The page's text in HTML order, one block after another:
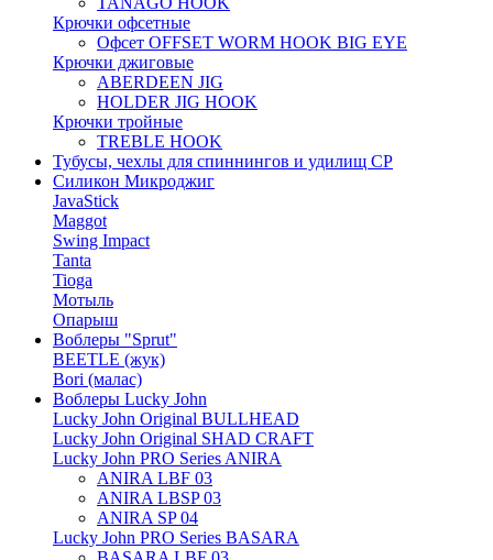
Крючки офсетные
Офсет OFFSET WORM HOOK BIG EYE
Крючки джиговые
ABERDEEN JIG
HOLDER JIG HOOK
Крючки тройные
TREBLE HOOK
Тубусы, чехлы для спиннингов и удилищ СР
Силикон Микроджиг
JavaStick
Maggot
Swing Impact
Tanta
Tioga
Мотыль
Опарыш
Воблеры "Sprut"
BEETLE (жук)
Bori (малас)
Воблеры Lucky John
Lucky John Original BULLHEAD
Lucky John Original SHAD CRAFT
Lucky John PRO Series ANIRA
ANIRA LBF 03
ANIRA LBSP 03
ANIRA SP 04
Lucky John PRO Series BASARA